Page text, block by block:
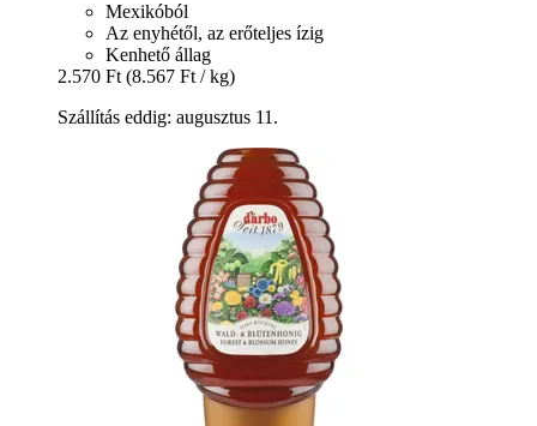
Mexikóból
Az enyhétől, az erőteljes ízig
Kenhető állag
2.570 Ft (8.567 Ft / kg)
Szállítás eddig: augusztus 11.